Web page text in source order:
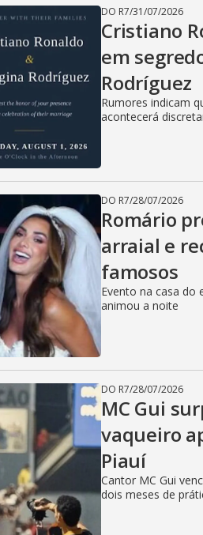
DO R7/31/07/2026
Cristiano
em
Rodríguez
Rumores indicam
acontecerá
DO R7/28/07/2026
Romário
arraial e
famosos
Evento na casa do
animou a noite
DO R7/28/07/2026
MC Gui
vaqueiro
Piauí
Cantor MC Gui
dois meses de